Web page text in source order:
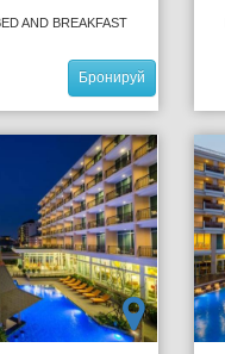
AND BREAKFAST
Бронируй